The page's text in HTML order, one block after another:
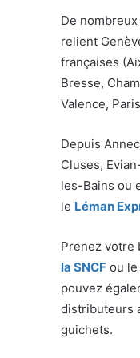
De
relient
françaises
Bresse,
Valence,
Depuis
Cluses,
les-Bains ou
le Léman
Prenez votre
la SNCF ou le
pouvez
distributeurs
guichets.